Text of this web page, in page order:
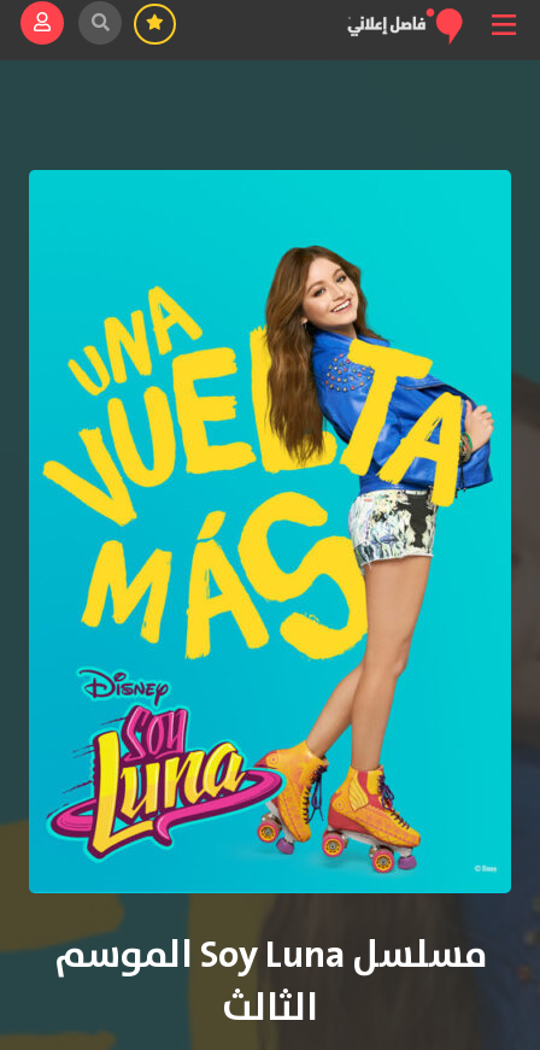
مسلسل Soy Luna الموسم
الثالث